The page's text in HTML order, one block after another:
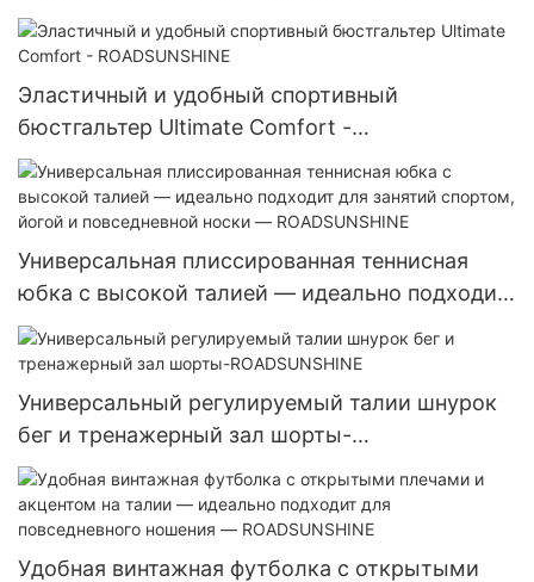
задний карман-ROADSUNSHINE
Эластичный и удобный спортивный
бюстгальтер Ultimate Comfort -
ROADSUNSHINE
Универсальная плиссированная теннисная
юбка с высокой талией — идеально подходит
для занятий спортом, йогой и повседневной
носки — ROADSUNSHINE
Универсальный регулируемый талии шнурок
бег и тренажерный зал шорты-
ROADSUNSHINE
Удобная винтажная футболка с открытыми